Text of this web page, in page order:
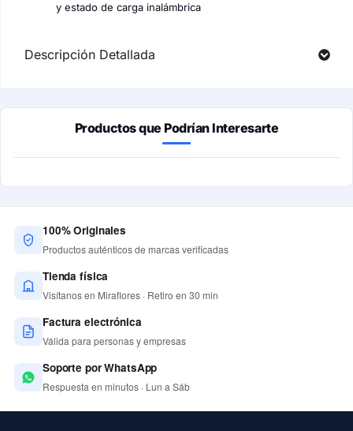
y estado de carga inalámbrica
Descripción Detallada
Productos que Podrían Interesarte
100% Originales
Productos auténticos de marcas verificadas
Tienda física
Visítanos en Miraflores · Retiro en 30 min
Factura electrónica
Válida para personas y empresas
Soporte por WhatsApp
Respuesta en minutos · Lun a Sáb